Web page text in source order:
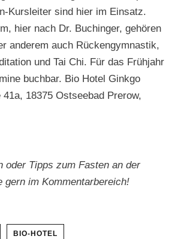
Kursleit­er sind hier im Ein­satz.
hier nach Dr. Buchinger, gehören
anderem auch Rück­engym­nas­tik,
und Tai Chi. Für das Früh­jahr
buch­bar. Bio Hotel Gink­go
18375 Ost­see­bad Pre­row,
oder Tipps zum Fas­ten an der
gern im Kommentarbereich!
BIO-HOTEL